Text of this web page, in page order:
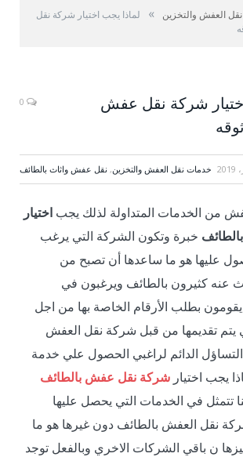
العفش والتخزين »
لماذا يجب اختيار شركة نقل
شركة نقل عفش
خدمات نقل العفش والتخزين, نقل عفش واثاث بالطائف
من الخدمات المتداولة لذلك يجب اختيار
خبرة وتكون الشركة التي يرغب
عليها هو ما ساعدها أن تصبح من
عنه كثيرون بالطائف ويرغبون في
بطلب الأرقام الخاصة بها من اجل
يتم تقديمها من قبل شركة نقل العفش
الدائم لراغبي الحصول علي خدمة
يجب اختيار شركة نقل عفش بالطائف
تتمثل في الخدمات التي يحصل عليها
نقل العفش بالطائف دون غيرها هو ما
ن باقي الشركات الاخري وبالفعل توجد